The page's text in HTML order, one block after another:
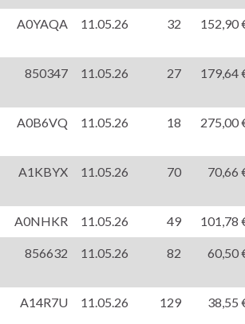
A0YAQA 11.05.26 32 152,90
850347 11.05.26 27 179,64
A0B6VQ 11.05.26 18 275,00
A1KBYX 11.05.26 70 70,66
A0NHKR 11.05.26 49 101,78
856632 11.05.26 82 60,50
A14R7U 11.05.26 129 38,55